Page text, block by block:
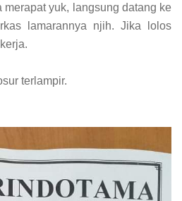
yuk, langsung datang ke
lamarannya njih. Jika lolos
terlampir.